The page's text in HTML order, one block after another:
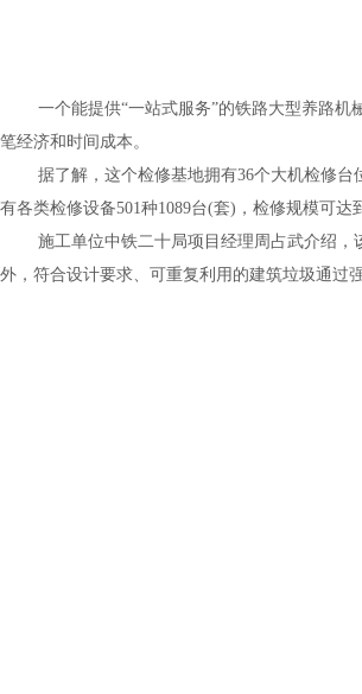
一个能提供“一站式服务”的铁路大型养路
笔经济和时间成本。
据了解，这个检修基地拥有36个大机检修台
有各类检修设备501种1089台(套) ，检修规模可达
施工单位中铁二十局项目经理周占武介绍
外，符合设计要求、可重复利用的建筑垃圾通过